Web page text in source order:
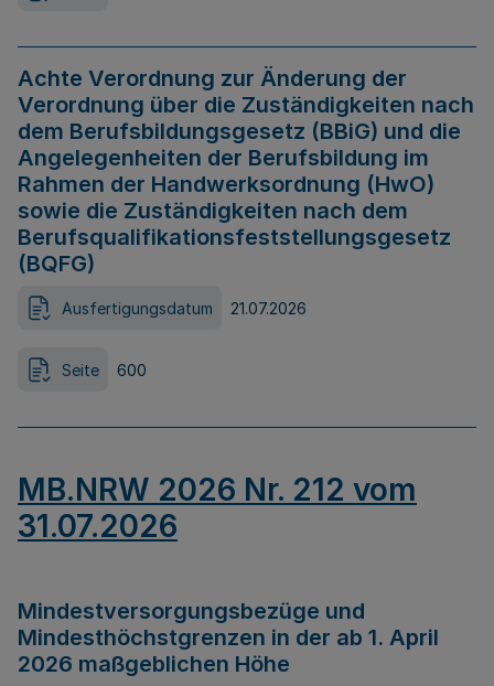
Achte Verordnung zur Änderung der
Verordnung über die Zuständigkeiten nach
dem Berufsbildungsgesetz (BBiG) und die
Angelegenheiten der Berufsbildung im
Rahmen der Handwerksordnung (HwO)
sowie die Zuständigkeiten nach dem
Berufsqualifikationsfeststellungsgesetz
(BQFG)
Ausfertigungsdatum 21.07.2026
Seite 600
MB.NRW 2026 Nr. 212 vom
31.07.2026
Mindestversorgungsbezüge und
Mindesthöchstgrenzen in der ab 1. April
2026 maßgeblichen Höhe